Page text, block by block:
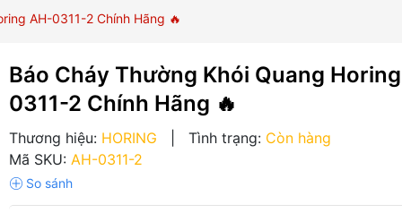
AH-0311-2 Chính Hãng 🔥
Báo Cháy Thường Khói Quang
0311-2 Chính Hãng 🔥
Thương hiệu: HORING Tình trạng: Còn hàng
Mã SKU: AH-0311-2